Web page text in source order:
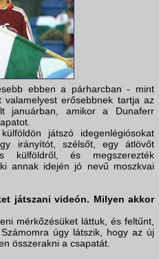
ebben a párharcban - mint
erősebbnek tartja az
januárban, amikor a Dunaferr
játszó idegenlégiósokat
irányítót, szélsőt, egy átlövőt
külföldről, és megszerezték
annak idején jó nevű moszkvai
játszani videón. Milyen akkor
mérkőzésüket láttuk, és feltűnt,
úgy látszik, hogy az új
összerakni a csapatát.